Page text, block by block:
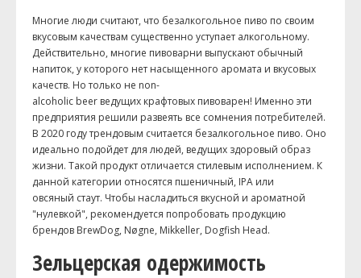
Многие люди считают, что безалкогольное пиво по своим
вкусовым качествам существенно уступает алкогольному.
Действительно, многие пивоварни выпускают обычный
напиток, у которого нет насыщенного аромата и вкусовых
качеств. Но только не non-
alcoholic beer ведущих крафтовых пивоварен! Именно эти
предприятия решили развеять все сомнения потребителей.
В 2020 году трендовым считается безалкогольное пиво. Оно
идеально подойдет для людей, ведущих здоровый образ
жизни. Такой продукт отличается стилевым исполнением. К
данной категории относятся пшеничный, IPA или
овсяный стаут. Чтобы насладиться вкусной и ароматной
"нулевкой", рекомендуется попробовать продукцию
брендов BrewDog, Nøgne, Mikkeller, Dogfish Head.
Зельцерская одержимость